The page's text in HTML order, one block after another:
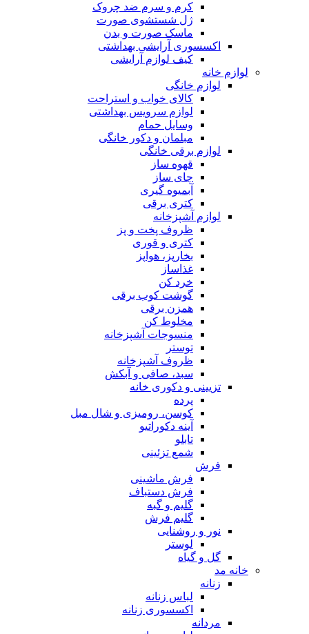
کرم و سرم ضد چروک
ژل شستشوی صورت
ماسک صورت و بدن
اکسسوری آرایشی بهداشتی
کیف لوازم آرایشی
لوازم خانه
لوازم خانگی
کالای خواب و استراحت
لوازم سرویس بهداشتی
وسایل حمام
مبلمان و دکور خانگی
لوازم برقی خانگی
قهوه ساز
چای ساز
آبمیوه گیری
کتری برقی
لوازم آشپزخانه
ظروف پخت و پز
کتری و قوری
بخارپز، هواپز
غذاساز
خرد کن
گوشت کوب برقی
همزن برقی
مخلوط کن
منسوجات آشپزخانه
توستر
ظروف آشپزخانه
سبد، صافی و آبکش
تزیینی و دکوری خانه
پرده
کوسن، رومیزی و شال مبل
آینه دکوراتیو
تابلو
شمع تزئینی
فرش
فرش ماشینی
فرش دستباف
گلیم و گبه
گلیم فرش
نور و روشنایی
لوستر
گل و گیاه
خانه مد
زنانه
لباس زنانه
اکسسوری زنانه
مردانه